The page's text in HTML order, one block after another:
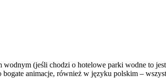
(jeśli chodzi o hotelowe parki wodne to
animacje, również w języku polskim –